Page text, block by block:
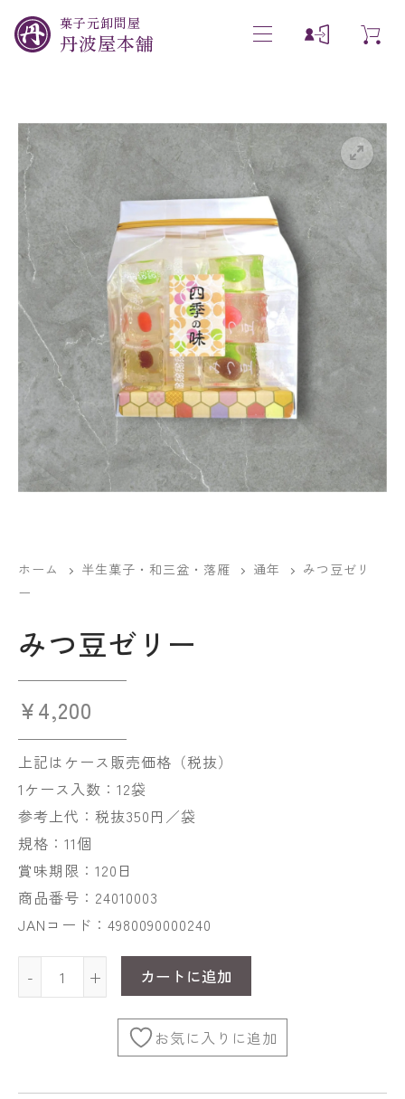
菓子元卸問屋
丹波屋本舗
ホーム 半生菓子・和三盆・落雁 通年
みつ豆ゼリ
ー
みつ豆ゼリー
¥4,200
上記はケース販売価格（税抜）
1ケース入数：12袋
参考上代：税抜350円／袋
規格：11個
賞味期限：120日
商品番号：24010003
JANコード：4980090000240
- + カートに追加
お気に入りに追加